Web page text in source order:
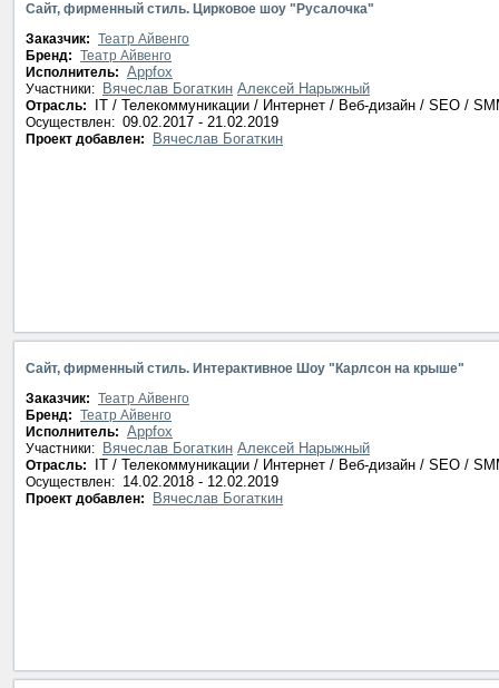
Сайт, фирменный стиль. Цирковое шоу "Русалочка"
Заказчик: Театр Айвенго
Бренд: Театр Айвенго
Исполнитель: Appfox
Участники: Вячеслав Богаткин Алексей Нарыжный
Отрасль: IT / Телекоммуникации / Интернет / Веб-дизайн / SEO /
Осуществлен: 09.02.2017 - 21.02.2019
Проект добавлен: Вячеслав Богаткин
Сайт, фирменный стиль. Интерактивное Шоу "Карлсон на крыше"
Заказчик: Театр Айвенго
Бренд: Театр Айвенго
Исполнитель: Appfox
Участники: Вячеслав Богаткин Алексей Нарыжный
Отрасль: IT / Телекоммуникации / Интернет / Веб-дизайн / SEO /
Осуществлен: 14.02.2018 - 12.02.2019
Проект добавлен: Вячеслав Богаткин